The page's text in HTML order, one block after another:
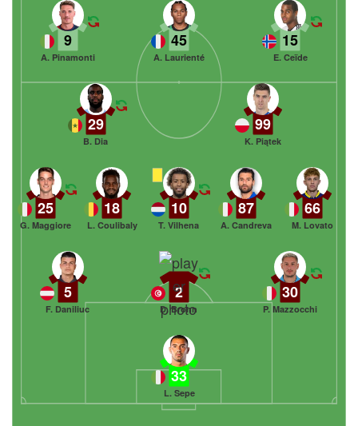
15
E. Ceïde
45
A. Laurienté
9
A. Pinamonti
33
L. Sepe
5
F. Daniliuc
2
D. Bronn
30
P. Mazzocchi
25
G. Maggiore
18
L. Coulibaly
10
T. Vilhena
87
A. Candreva
66
M. Lovato
29
B. Dia
99
K. Piątek